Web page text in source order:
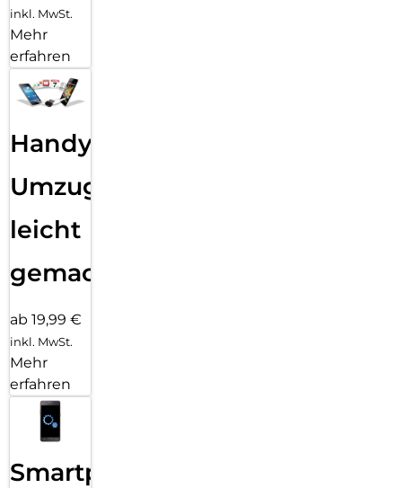
inkl. MwSt.
Mehr
erfahren
Handy
Umzug
leicht
gemacht!
ab 19,99 €
inkl. MwSt.
Mehr
erfahren
Smartphone